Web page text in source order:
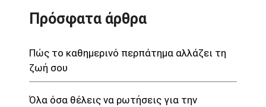
Πρόσφατα άρθρα
Πώς το καθημερινό περπάτημα αλλάζει τη
ζωή σου
Όλα όσα θέλεις να ρωτήσεις για την